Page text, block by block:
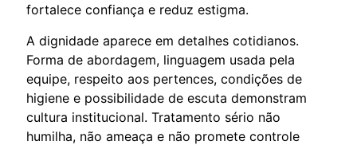
fortalece confiança e reduz estigma.
A dignidade aparece em detalhes cotidianos.
Forma de abordagem, linguagem usada pela
equipe, respeito aos pertences, condições de
higiene e possibilidade de escuta demonstram
cultura institucional. Tratamento sério não
humilha, não ameaça e não promete controle